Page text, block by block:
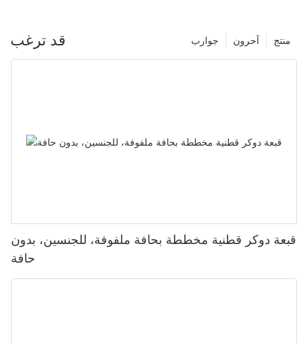
قد ترغب منتج آحرون جوارب
قبعة دوكر قطنية مخططة بحافة ملفوفة، للجنسين، بدون
حافة